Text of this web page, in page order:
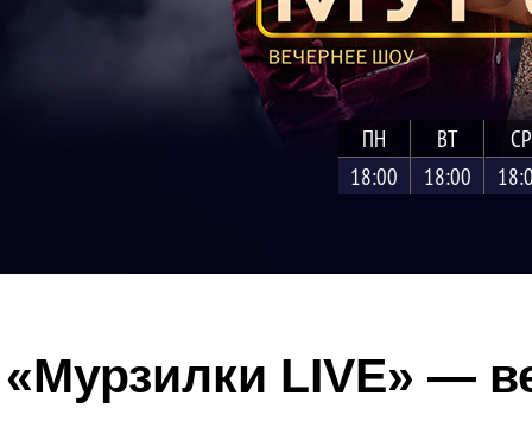
ПН ВТ
СР
18:00
18:00
«Мурзилки LIVE» —